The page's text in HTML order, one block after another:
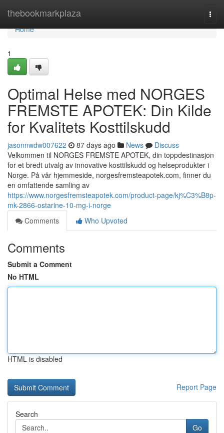
thebookmarkplaza
Home
Home
1
Optimal Helse med NORGES
FREMSTE APOTEK: Din Kilde
for Kvalitets Kosttilskudd
jasonnwdw007622 87 days ago News
Discuss
Velkommen til NORGES FREMSTE APOTEK, din toppdestinasjon
for et bredt utvalg av innovative kosttilskudd og helseprodukter i
Norge. På vår hjemmeside, norgesfremsteapotek.com, finner du
en omfattende samling av
https://www.norgesfremsteapotek.com/product-page/kj%C3%B8p-
mk-2866-ostarine-10-mg-i-norge
Comments
Who Upvoted
Comments
Submit a Comment
No HTML
HTML is disabled
Report Page
Search
Go